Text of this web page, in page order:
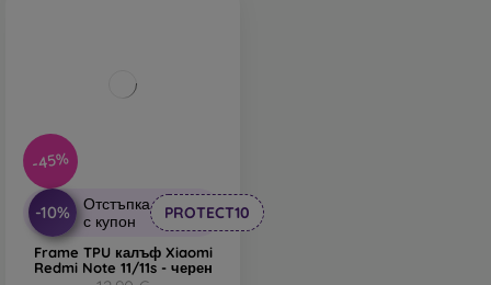
-45%
-10%
Отстъпка
с купон
PROTECT10
Frame TPU калъф Xiaomi
Redmi Note 11/11s - черен